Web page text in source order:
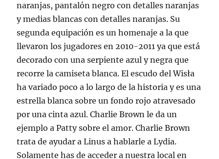
naranjas, pantalón negro con detalles naranjas
y medias blancas con detalles naranjas. Su
segunda equipación es un homenaje a la que
llevaron los jugadores en 2010-2011 ya que está
decorado con una serpiente azul y negra que
recorre la camiseta blanca. El escudo del Wisła
ha variado poco a lo largo de la historia y es una
estrella blanca sobre un fondo rojo atravesado
por una cinta azul. Charlie Brown le da un
ejemplo a Patty sobre el amor. Charlie Brown
trata de ayudar a Linus a hablarle a Lydia.
Solamente has de acceder a nuestra local en